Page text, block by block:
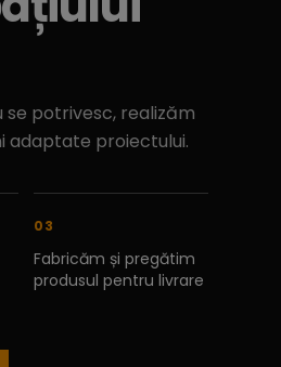
potrivesc, realizăm
adaptate proiectului.
03
Fabricăm și pregătim
produsul pentru livrare